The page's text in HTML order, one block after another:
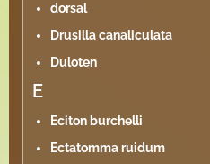
dorsal
Drusilla canaliculata
Duloten
E
Eciton burchelli
Ectatomma ruidum